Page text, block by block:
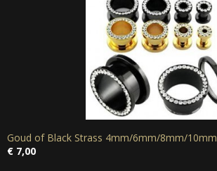
Goud of Black Strass 4mm/6mm/8mm/10mm
€ 7,00